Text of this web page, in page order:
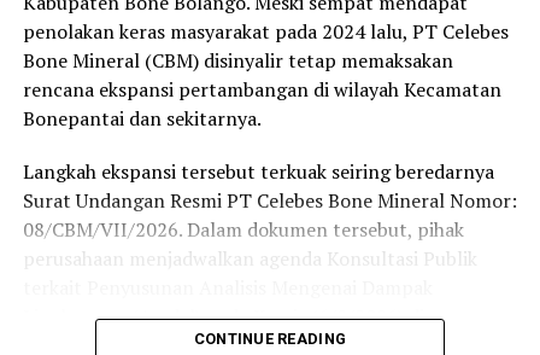
Mengenai Dampak Lingkungan (AMDAL) mereka.
“Setiap perusahaan yang
terbukti menyalahi AMDAL
harus segera dihentikan
sementara dan diaudit
secara mendalam. Ini
hukum, tapi upaya moral
penolakan keras masyarakat pada 2024 lalu, PT Celebes
Bone Mineral (CBM) disinyalir tetap memaksakan
rencana ekspansi pertambangan di wilayah Kecamatan
Bonepantai dan sekitarnya.
Langkah ekspansi tersebut terkuak seiring beredarnya
Surat Undangan Resmi PT Celebes Bone Mineral Nomor:
08/CBM/VII/2026. Dalam dokumen tersebut, pihak
perusahaan menjadwalkan agenda Konsultasi Publik
Lingkungan (Amdal) pada Kamis (6/8/2026) di
Kecamatan Bonepantai. Forum ini digelar sebagai
CONTINUE READING